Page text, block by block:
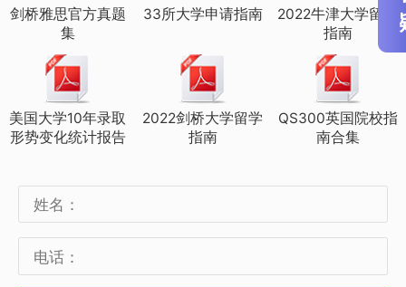
人文学院：
专业英文：雅思7，听力阅读7口语写作6.5
翻译与传译：雅思7，听力阅读7，口语写
作6.5
言语治疗学：雅思7
酒店及旅游管理学院:
环球酒店业管理:雅思7，写作6.5
剑桥雅思官方真题
集
33所大学申请指南
2022牛津大学留学
指南
美国大学10年录取
形势变化统计报告
2022剑桥大学留学
指南
QS300英国院校指
南合集